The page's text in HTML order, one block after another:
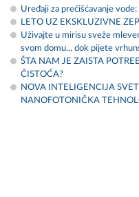
Uređaji za prečišćavanje
LETO UZ EKSKLUZIVNE
Uživajte u mirisu sveže
svom domu... dok pijete
ŠTA NAM JE ZAISTA
ČISTOĆA?
NOVA INTELIGENCIJA
NANOFOTONIČKA